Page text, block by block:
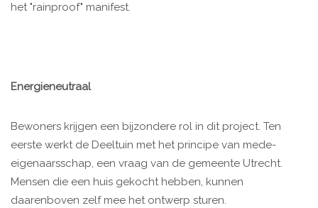
het "rainproof" manifest.
Energieneutraal
Bewoners krijgen een bijzondere rol in dit project. Ten
eerste werkt de Deeltuin met het principe van mede-
eigenaarsschap, een vraag van de gemeente Utrecht.
Mensen die een huis gekocht hebben, kunnen
daarenboven zelf mee het ontwerp sturen.